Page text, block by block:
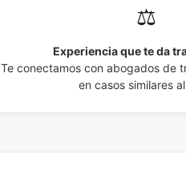
⚖️
Experiencia que te da
Te conectamos con abogados de
en casos similares